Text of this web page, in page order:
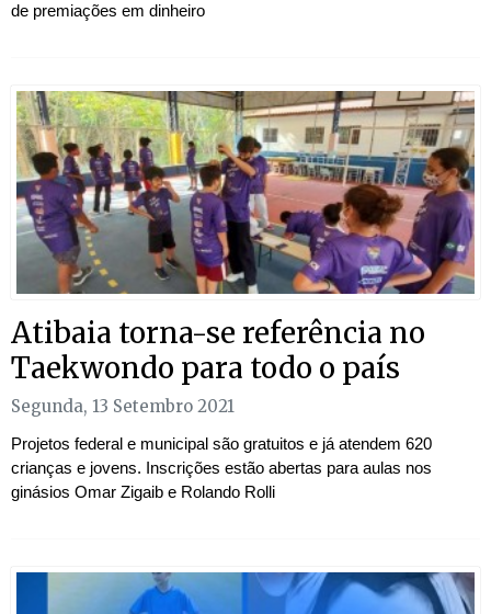
de premiações em dinheiro
Atibaia torna-se referência no
Taekwondo para todo o país
Segunda, 13 Setembro 2021
Projetos federal e municipal são gratuitos e já atendem 620
crianças e jovens. Inscrições estão abertas para aulas nos
ginásios Omar Zigaib e Rolando Rolli